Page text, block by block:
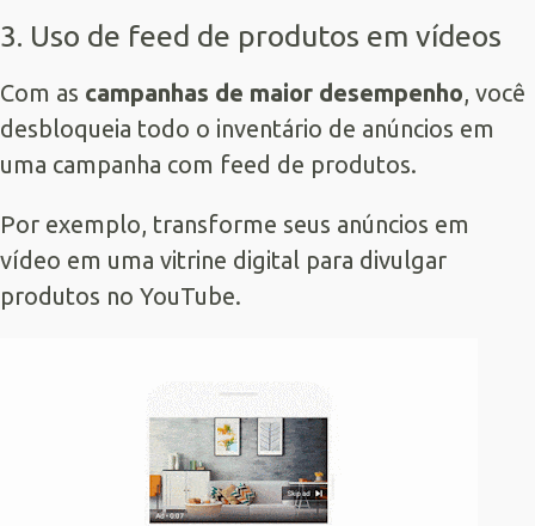
3. Uso de feed de produtos em vídeos
Com as campanhas de maior desempenho, você
desbloqueia todo o inventário de anúncios em
uma campanha com feed de produtos.
Por exemplo, transforme seus anúncios em
vídeo em uma vitrine digital para divulgar
produtos no YouTube.